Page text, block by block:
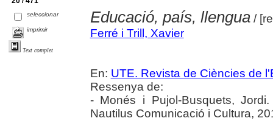
seleccionar
imprimir
Text complet
Educació, país, llengua/
Ferré i Trill, Xavier
En: UTE. Revista de Ciències de
Ressenya de:
- Monés i Pujol-Busquets,
Nautilus Comunicació i Cultura,